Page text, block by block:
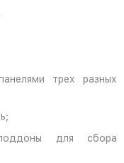
трех разных
для сбора